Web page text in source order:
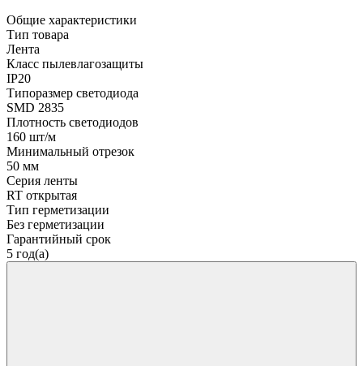
Общие характеристики
Тип товара
Лента
Класс пылевлагозащиты
IP20
Типоразмер светодиода
SMD 2835
Плотность светодиодов
160 шт/м
Минимальный отрезок
50 мм
Серия ленты
RT открытая
Тип герметизации
Без герметизации
Гарантийный срок
5 год(а)